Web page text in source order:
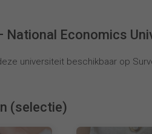
National Economics
universiteit beschikbaar op
(selectie)